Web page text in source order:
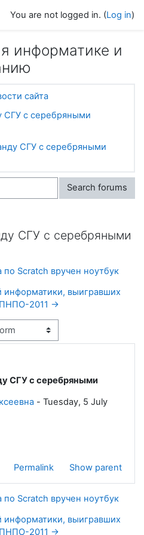
You are not logged in. (Log in)
информатике и
сайта
СГУ с серебряными
СГУ с серебряными
Search forums
СГУ с серебряными
Scratch вручен ноутбук
информатики, выигравших
ПНПО-2011 →
СГУ с серебряными
- Tuesday, 5 July
Permalink Show parent
Scratch вручен ноутбук
информатики, выигравших
ПНПО-2011 →